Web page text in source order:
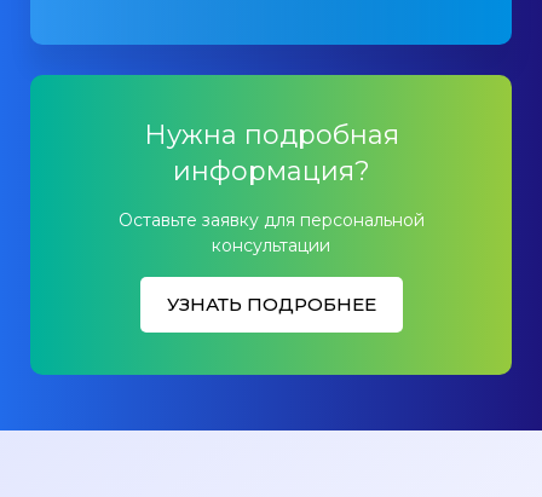
Нужна подробная
информация?
Оставьте заявку для персональной
консультации
УЗНАТЬ ПОДРОБНЕЕ